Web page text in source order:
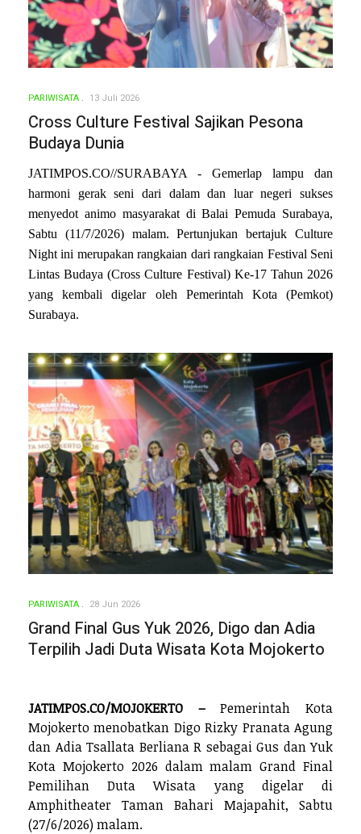
PARIWISATA 13 Juli 2026
Cross Culture Festival Sajikan Pesona
Budaya Dunia
JATIMPOS.CO//SURABAYA - Gemerlap lampu dan
harmoni gerak seni dari dalam dan luar negeri sukses
menyedot animo masyarakat di Balai Pemuda Surabaya,
Sabtu (11/7/2026) malam. Pertunjukan bertajuk Culture
Night ini merupakan rangkaian dari rangkaian Festival Seni
Lintas Budaya (Cross Culture Festival) Ke-17 Tahun 2026
yang kembali digelar oleh Pemerintah Kota (Pemkot)
Surabaya.
PARIWISATA 28 Jun 2026
Grand Final Gus Yuk 2026, Digo dan Adia
Terpilih Jadi Duta Wisata Kota Mojokerto
JATIMPOS.CO/MOJOKERTO –Pemerintah Kota
Mojokerto menobatkan Digo Rizky Pranata Agung
dan Adia Tsallata Berliana R sebagai Gus dan Yuk
Kota Mojokerto 2026 dalam malam Grand Final
Pemilihan Duta Wisata yang digelar di
Amphitheater Taman Bahari Majapahit, Sabtu
(27/6/2026) malam.